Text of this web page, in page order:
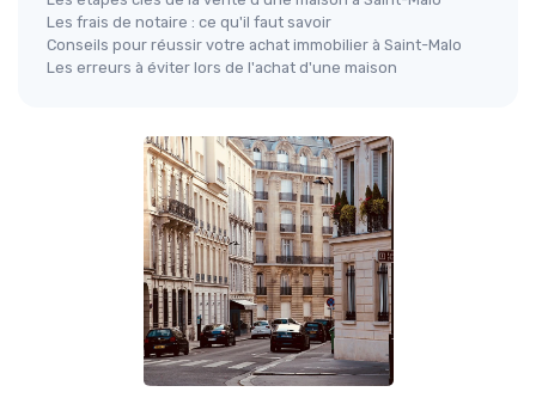
Les frais de notaire : ce qu'il faut savoir
Conseils pour réussir votre achat immobilier à Saint-Malo
Les erreurs à éviter lors de l'achat d'une maison